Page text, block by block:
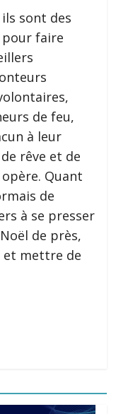
sont des
pour faire
de feu,
à leur
rêve et de
Quant
de
à se presser
de près,
et mettre de